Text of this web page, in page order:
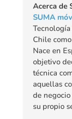
Acerca de
SUMA
Chile
Nace en
objetivo
técnica
aquellas
de
su propio